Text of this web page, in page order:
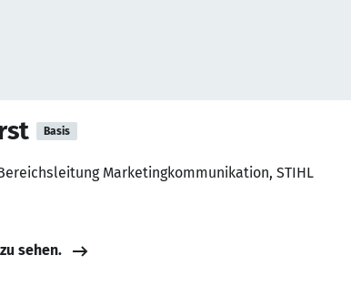
Basis
Marketingkommunikation, STIHL
sehen.